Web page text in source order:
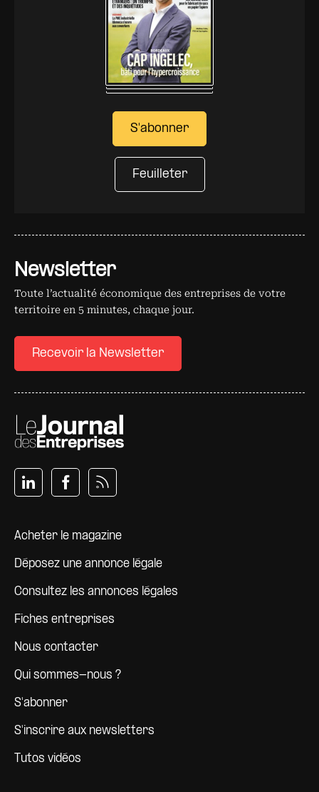
Newsletter
Toute l’actualité économique des entreprises de votre
territoire en 5 minutes, chaque jour.
Recevoir la Newsletter
Pied de page
Acheter le magazine
Déposez une annonce légale
Consultez les annonces légales
Fiches entreprises
Nous contacter
Qui sommes-nous ?
S'abonner
S'inscrire aux newsletters
Tutos vidéos
S'abonner
Feuilleter